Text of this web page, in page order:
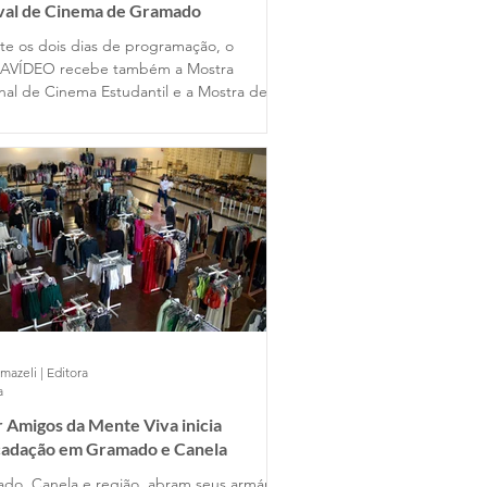
de Cinema de Gramado
os dois dias de programação, o
recebe também a Mostra
de Cinema Estudantil e a Mostra de
estados do país ao lado dos
dos alunos gramadenses.
Amigos da Mente Viva inicia
em Gramado e Canela
| Editora